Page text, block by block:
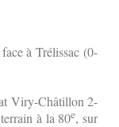
à Trélissac (0-
Viry-Châtillon 2-
à la 80e, sur